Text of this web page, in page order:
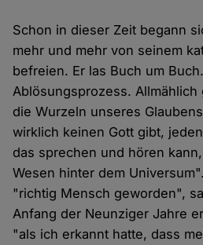
Schon in dieser Zeit begann
mehr und mehr von seinem
befreien. Er las Buch um
Ablösungsprozess.
die Wurzeln unseres
wirklich keinen Gott gibt,
das sprechen und hören
Wesen hinter dem
"richtig Mensch geworden",
Anfang der Neunziger Jahre
"als ich erkannt hatte, dass